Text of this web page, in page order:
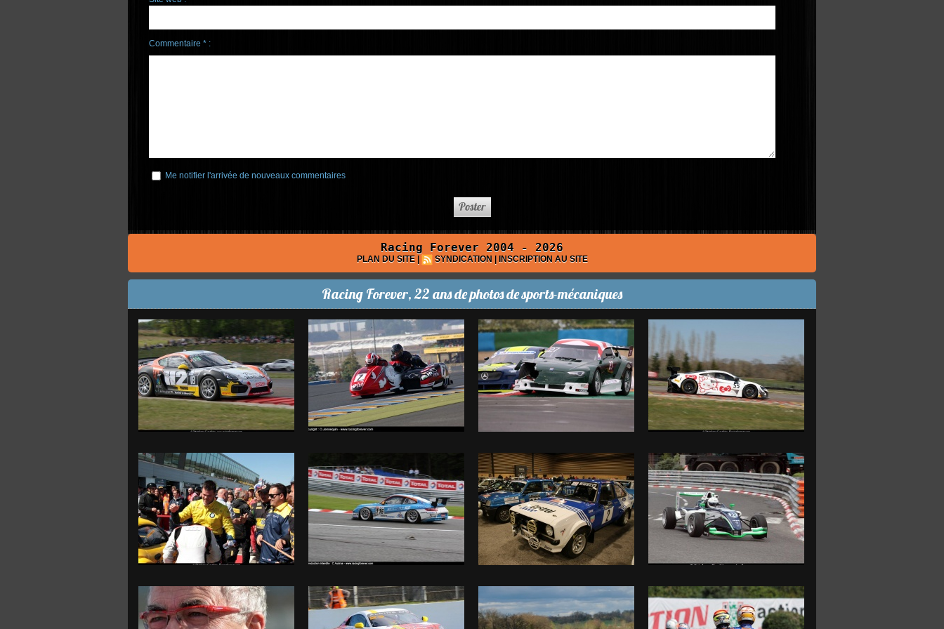
Commentaire * :
Me notifier l'arrivée de nouveaux commentaires
Racing Forever 2004 - 2026
PLAN DU SITE | SYNDICATION | INSCRIPTION AU SITE
Racing Forever, 22 ans de photos de sports-mécaniques